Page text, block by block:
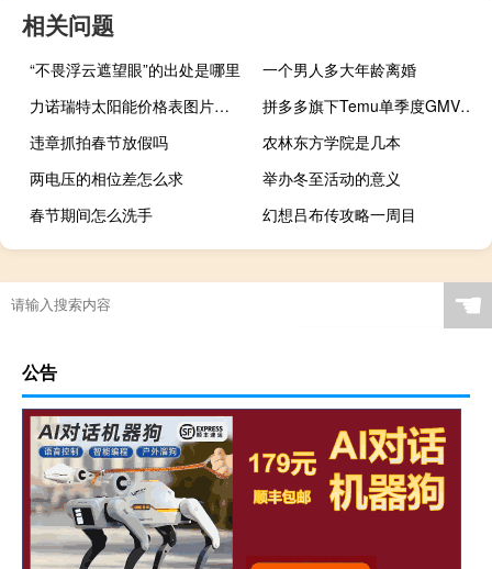
相关问题
“不畏浮云遮望眼”的出处是哪里
一个男人多大年龄离婚
力诺瑞特太阳能价格表图片（力诺瑞特太阳能价格）
拼多多旗下Temu单季度GMV猛增至50亿美金 或超额完成年度目标
违章抓拍春节放假吗
农林东方学院是几本
两电压的相位差怎么求
举办冬至活动的意义
春节期间怎么洗手
幻想吕布传攻略一周目
☚
公告